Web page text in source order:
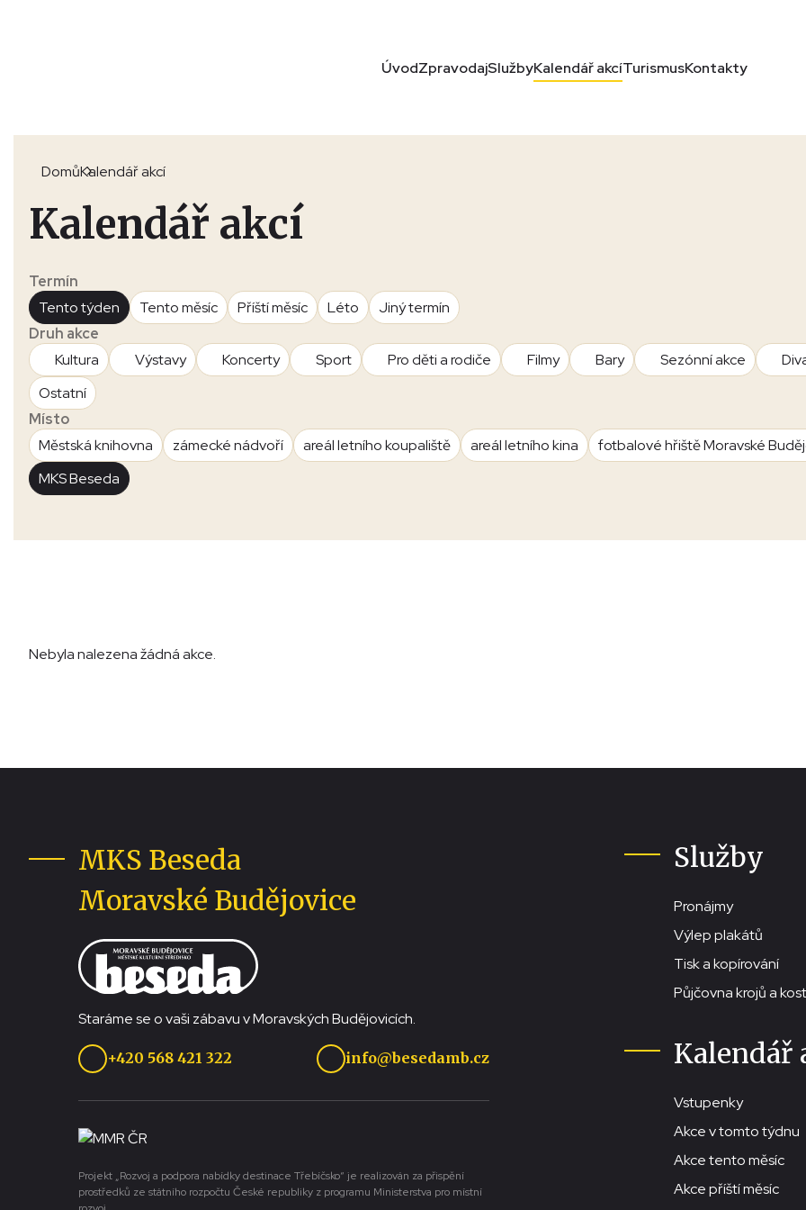
ÚvodZpravodajSlužbyKalendář akcíTurismusKontakty
DomůKalendář akcí
Kalendář akcí
Termín
Tento týden
Tento měsíc Příští měsíc Léto
Jiný termín
Druh akce
Kultura
Výstavy Koncerty Sport Pro děti a rodiče Filmy Bary Sezónní akce
Ostatní
Místo
Městská knihovna
zámecké nádvoří areál letního koupaliště areál letního kina
fotbalové hřiště Moravské
MKS Beseda
Nebyla nalezena žádná akce.
MKS Beseda
Moravské Budějovice
Staráme se o vaši zábavu v Moravských Budějovicích.
+420 568 421 322 info@besedamb.cz
Projekt „Rozvoj a podpora nabídky destinace Třebíčsko“ je realizován za přispění
prostředků ze státního rozpočtu České republiky z programu Ministerstva pro místní
Služby
Pronájmy
Výlep plakátů
Tisk a kopírování
Půjčovna krojů a
Kalendář
Vstupenky
Akce v tomto týdnu
Akce tento měsíc
Akce příští měsíc